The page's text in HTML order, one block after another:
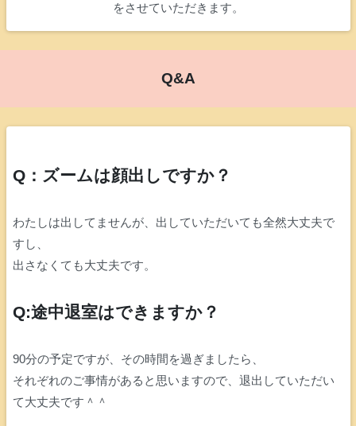
をさせていただきます。
Q&A
Q：ズームは顔出しですか？
わたしは出してませんが、出していただいても全然大丈夫で
すし、
出さなくても大丈夫です。
Q:途中退室はできますか？
90分の予定ですが、その時間を過ぎましたら、
それぞれのご事情があると思いますので、退出していただい
て大丈夫です＾＾